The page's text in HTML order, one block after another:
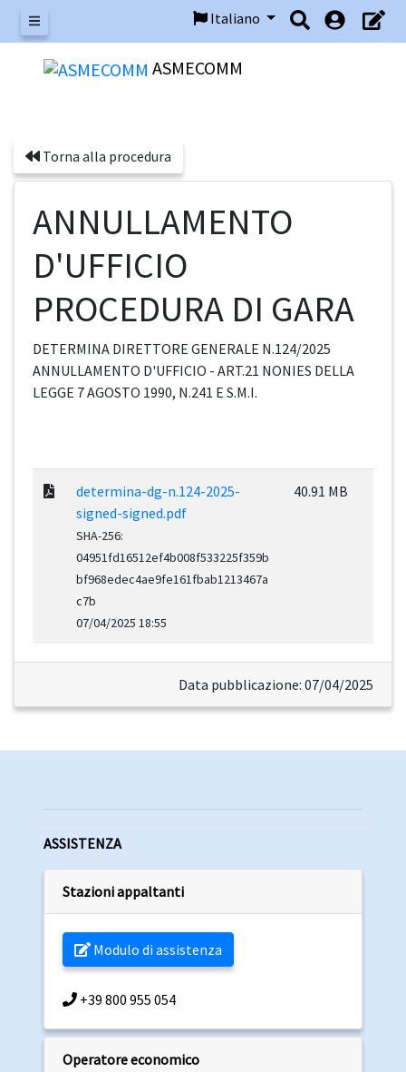
Menu
Italiano
ASMECOMM
Torna alla procedura
ANNULLAMENTO
D'UFFICIO
PROCEDURA DI GARA
DETERMINA DIRETTORE GENERALE N.124/2025
ANNULLAMENTO D'UFFICIO - ART.21 NONIES DELLA
LEGGE 7 AGOSTO 1990, N.241 E S.M.I.
determina-dg-n.124-2025-
signed-signed.pdf
SHA-256:
04951fd16512ef4b008f533225f359b
bf968edec4ae9fe161fbab1213467a
c7b
07/04/2025 18:55
40.91 MB
Data pubblicazione: 07/04/2025
ASSISTENZA
Stazioni appaltanti
Modulo di assistenza
+39 800 955 054
Operatore economico